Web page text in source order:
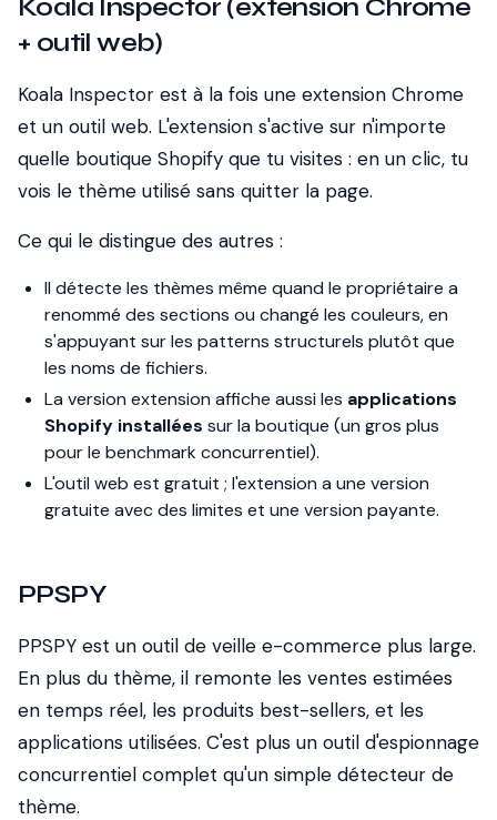
Koala Inspector (extension Chrome
+ outil web)
Koala Inspector est à la fois une extension Chrome
et un outil web. L'extension s'active sur n'importe
quelle boutique Shopify que tu visites : en un clic, tu
vois le thème utilisé sans quitter la page.
Ce qui le distingue des autres :
Il détecte les thèmes même quand le propriétaire a
renommé des sections ou changé les couleurs, en
s'appuyant sur les patterns structurels plutôt que
les noms de fichiers.
La version extension affiche aussi les applications
Shopify installées sur la boutique (un gros plus
pour le benchmark concurrentiel).
L'outil web est gratuit ; l'extension a une version
gratuite avec des limites et une version payante.
PPSPY
PPSPY est un outil de veille e-commerce plus large.
En plus du thème, il remonte les ventes estimées
en temps réel, les produits best-sellers, et les
applications utilisées. C'est plus un outil d'espionnage
concurrentiel complet qu'un simple détecteur de
thème.